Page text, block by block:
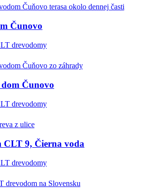
Čunovo
drevodomy
Čunovo
drevodomy
CLT 9, Čierna voda
drevodomy